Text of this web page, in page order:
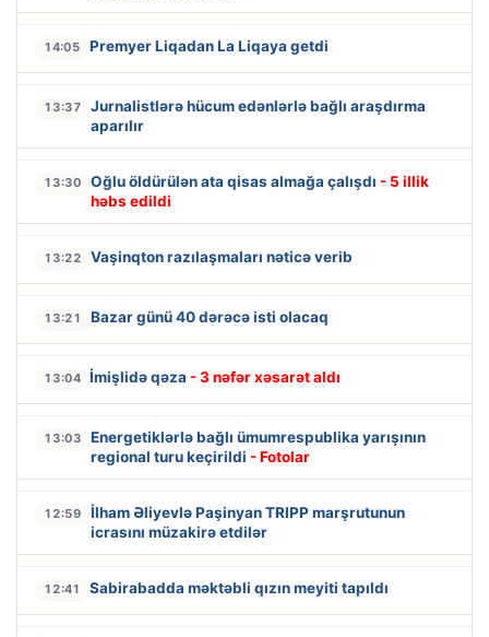
14:05 Premyer Liqadan La Liqaya getdi
13:37
Jurnalistlərə hücum edənlərlə bağlı araşdırma
aparılır
13:30 Oğlu öldürülən ata qisas almağa çalışdı - 5 illik
həbs edildi
13:22 Vaşinqton razılaşmaları nəticə verib
13:21 Bazar günü 40 dərəcə isti olacaq
13:04 İmişlidə qəza - 3 nəfər xəsarət aldı
13:03
Energetiklərlə bağlı ümumrespublika yarışının
regional turu keçirildi - Fotolar
12:59
İlham Əliyevlə Paşinyan TRIPP marşrutunun
icrasını müzakirə etdilər
12:41 Sabirabadda məktəbli qızın meyiti tapıldı